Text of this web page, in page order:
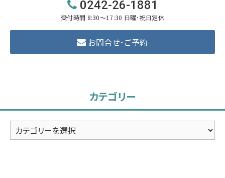
0242-26-1881
受付時間 8:30～17:30 日曜･祝日定休
お問合せ･ご予約
カテゴリー
カ
テ